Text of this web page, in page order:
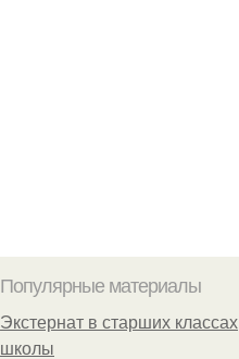
Популярные материалы
Экстернат в старших классах
школы